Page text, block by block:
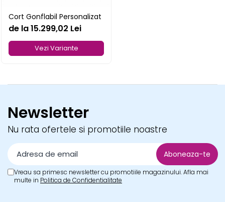
Pereti textili
Suspendate
Green Screen
Accesorii
Deskuri
Mobilier portabil
Accesorii
Mese
Scaune
Cort Gonflabil Personalizat
de la 15.299,02 Lei
Vezi Variante
Newsletter
Nu rata ofertele si promotiile noastre
Vreau sa primesc newsletter cu promotiile magazinului. Afla mai
multe in Politica de Confidentialitate